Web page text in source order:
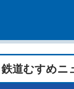
鉄道むすめニ